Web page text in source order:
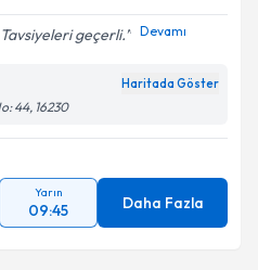
ilişkin
Aydınlatma
kişisel verilerimin belirtilen
kabul ediyorum.
Gönder
geçerli. Devamı
Haritada Göster
44, 16230
Yarın
09:45 Daha Fazla